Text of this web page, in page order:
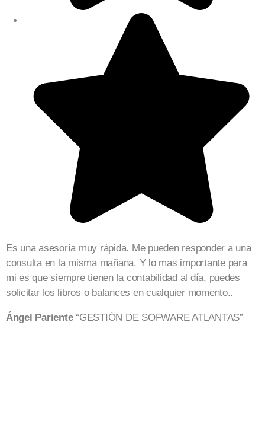
Es una asesoría muy rápida. Me pueden responder a una
consulta en la misma mañana. Y lo mas importante para
mi es que siempre tienen la contabilidad al día, puedes
solicitar los libros o balances en cualquier momento..
Ángel Pariente“GESTIÓN DE SOFWARE ATLANTAS”